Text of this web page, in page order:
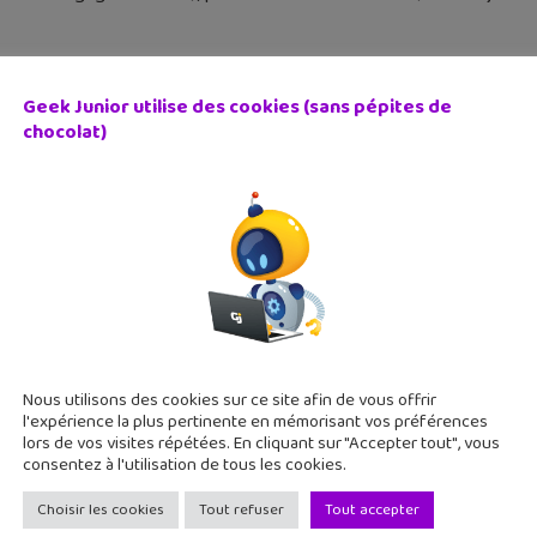
Plus : quels sont les jeux offerts en février ?
trois nouveautés de février 2022 dans le PlayStation Plus,
et Planet Coaster. Pour rappel, le PlayStation Plus est un
testé « Ratchet et Clank, Rift Apart » – Notre première
Geek Junior utilise des cookies (sans pépites de
chocolat)
Nous utilisons des cookies sur ce site afin de vous offrir
l'expérience la plus pertinente en mémorisant vos préférences
lors de vos visites répétées. En cliquant sur "Accepter tout", vous
consentez à l'utilisation de tous les cookies.
Choisir les cookies Tout refuser Tout accepter